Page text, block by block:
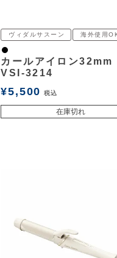
ヴィダルサスーン 海外使用
黒
カールアイロン32mm
VSI-3214
¥5,500 税込
在庫切れ